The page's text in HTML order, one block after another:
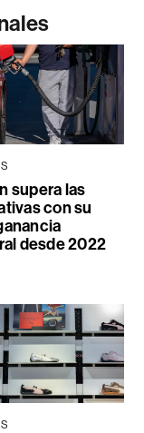
supera las
con su
desde 2022